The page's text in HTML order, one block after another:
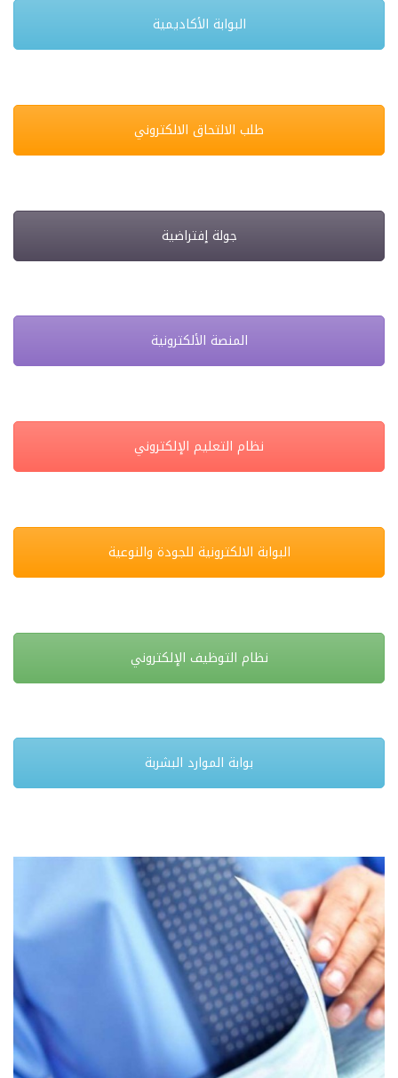
البوابة الأكاديمية
طلب الالتحاق الالكتروني
جولة إفتراضية
المنصة الألكترونية
نظام التعليم الإلكتروني
البوابة الالكترونية للجودة والنوعية
نظام التوظيف الإلكتروني
بوابة الموارد البشربة